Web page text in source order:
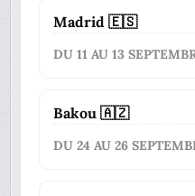
Madrid 🇪🇸
DU 11 AU 13
Bakou 🇦🇿
DU 24 AU 26